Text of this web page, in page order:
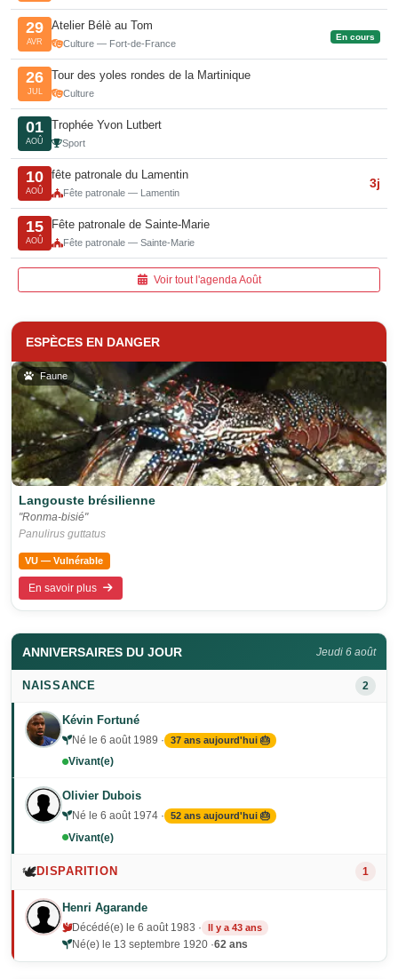
29
AVR
Atelier Bélè au Tom
Culture — Fort-de-France
En cours
26
JUL
Tour des yoles rondes de la Martinique
Culture
01
AOÛ
Trophée Yvon Lutbert
Sport
10
AOÛ
fête patronale du Lamentin
Fête patronale — Lamentin
3j
15
AOÛ
Fête patronale de Sainte-Marie
Fête patronale — Sainte-Marie
Voir tout l'agenda Août
ESPÈCES EN DANGER
Faune
Langouste brésilienne
"Ronma-bisié"
Panulirus guttatus
VU — Vulnérable
En savoir plus
ANNIVERSAIRES DU JOUR Jeudi 6 août
NAISSANCE 2
Kévin Fortuné
Né le 6 août 1989 · 37 ans aujourd'hui 🎂
Vivant(e)
Olivier Dubois
Né le 6 août 1974 · 52 ans aujourd'hui 🎂
Vivant(e)
🕊️DISPARITION 1
Henri Agarande
Décédé(e) le 6 août 1983 · Il y a 43 ans
Né(e) le 13 septembre 1920 ·62 ans